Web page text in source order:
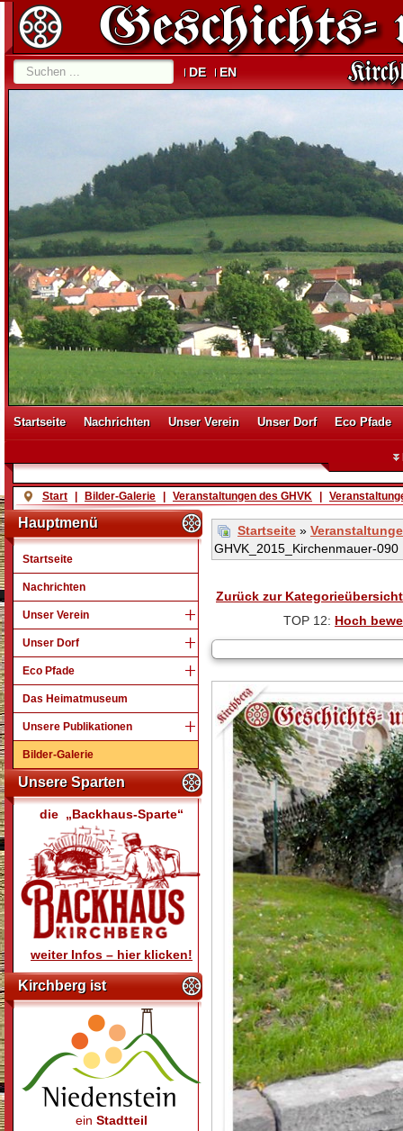
DE EN
Startseite Nachrichten Unser Verein Unser Dorf Eco Pfade
Start Bilder-Galerie Veranstaltungen des GHVK
Hauptmenü
Startseite
Nachrichten
Unser Verein
Unser Dorf
Eco Pfade
Das Heimatmuseum
Unsere Publikationen
Bilder-Galerie
Unsere Sparten
die „Backhaus-Sparte“
weiter Infos – hier klicken!
Kirchberg ist
ein Stadtteil
Startseite »
GHVK_2015_Kirchenmauer-090
Zurück zur Kategorieübersicht
TOP 12: Hoch